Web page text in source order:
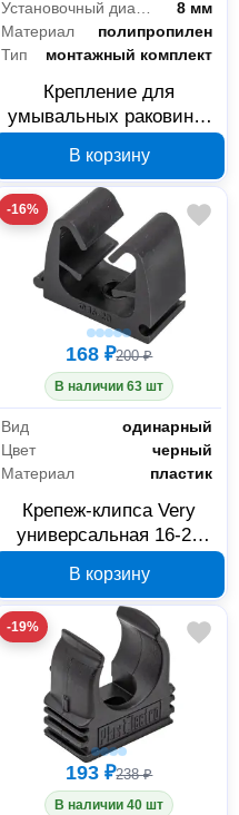
Установочный диаметр
8 мм
Материал
полипропилен
Тип
монтажный комплект
Крепление для
умывальных раковин и
мм 61-0-037
В корзину
-16%
168 ₽200 ₽
В наличии 63 шт
Вид
одинарный
Цвет
черный
Материал
пластик
Крепеж-клипса Very
универсальная 16-20
черная, 25 шт. 47-7-015
В корзину
-19%
193 ₽238 ₽
В наличии 40 шт